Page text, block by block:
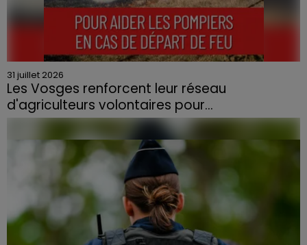
31 juillet 2026
Les Vosges renforcent leur réseau
d'agriculteurs volontaires pour...
Face à la sécheresse et aux risques de départs de feu,
la Chambre d'agriculture des Vosges a lancé un appel
aux agriculteurs volontaires pour venir en aide...